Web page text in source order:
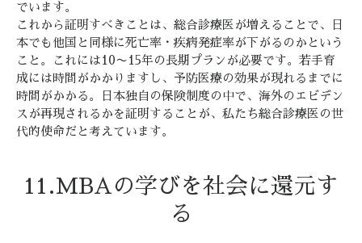
でいます。
これから証明すべきことは、総合診療医が増えることで、日
本でも他国と同様に死亡率・疾病発症率が下がるのかという
こと。これには10〜15年の長期プランが必要です。若手育
成には時間がかかりますし、予防医療の効果が現れるまでに
時間がかかる。日本独自の保険制度の中で、海外のエビデン
スが再現されるかを証明することが、私たち総合診療医の世
代的使命だと考えています。
11.MBAの学びを社会に還元す
る